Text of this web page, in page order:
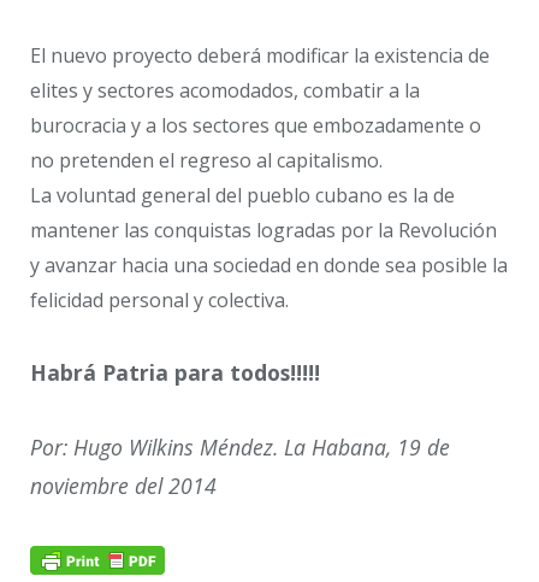
El nuevo proyecto deberá modificar la existencia de
elites y sectores acomodados, combatir a la
burocracia y a los sectores que embozadamente o
no pretenden el regreso al capitalismo.
La voluntad general del pueblo cubano es la de
mantener las conquistas logradas por la Revolución
y avanzar hacia una sociedad en donde sea posible la
felicidad personal y colectiva.
Habrá Patria para todos!!!!!
Por: Hugo Wilkins Méndez. La Habana, 19 de
noviembre del 2014